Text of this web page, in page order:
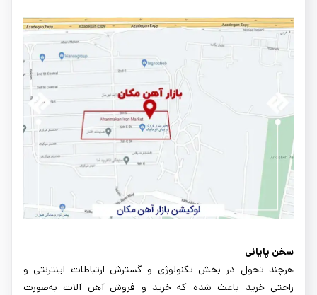
سخن پایانی
هرچند تحول در بخش تکنولوژی و گسترش ارتباطات اینترنتی و
راحتی خرید باعث شده که خرید و فروش آهن آلات به‌صورت